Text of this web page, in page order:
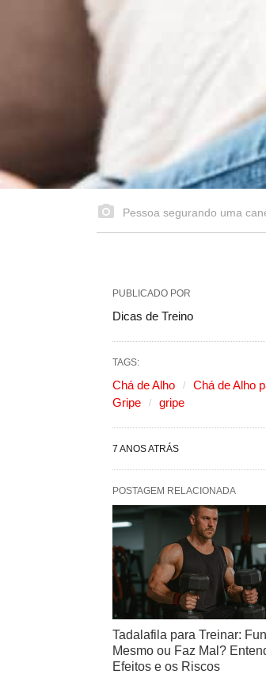
Pessoa segurando uma
PUBLICADO POR
Dicas de Treino
TAGS:
Chá de Alho
Chá de Alho
Gripe
gripe
7 ANOS ATRÁS
POSTAGEM RELACIONADA
Tadalafila para Treinar:
Mesmo ou Faz Mal?
Efeitos e os Riscos